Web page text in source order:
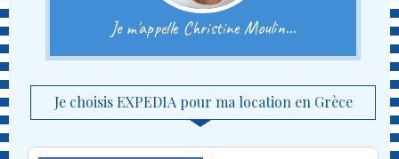
Je m'appelle Christine Moulin...
Je choisis EXPEDIA pour ma location en Grèce